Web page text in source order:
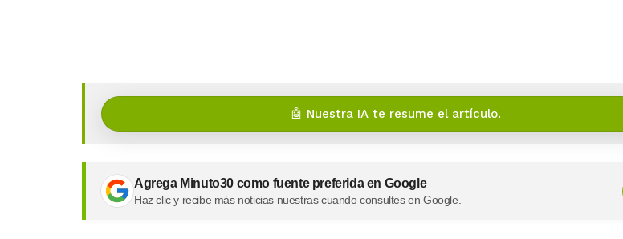
🤖 Nuestra IA te resume el artículo.
Agrega Minuto30 como fuente preferida en Google
Haz clic y recibe más noticias nuestras cuando consultes en Google.